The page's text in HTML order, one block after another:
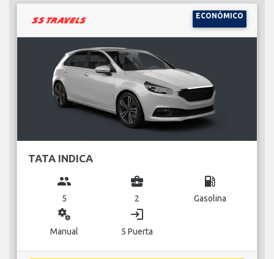
ECONÓMICO
TATA INDICA
group
5
business_center
2
local_gas_station
Gasolina
miscellaneous_services
Manual
login
5 Puerta